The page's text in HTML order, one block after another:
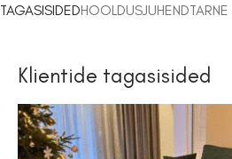
TAGASISIDEDHOOLDUSJUHENDTARNE
Klientide tagasisided